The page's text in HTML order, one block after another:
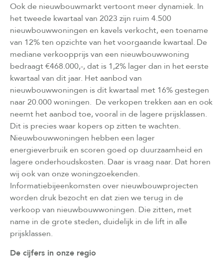
Ook de nieuwbouwmarkt vertoont meer dynamiek. In
het tweede kwartaal van 2023 zijn ruim 4.500
nieuwbouwwoningen en kavels verkocht, een toename
van 12% ten opzichte van het voorgaande kwartaal. De
mediane verkoopprijs van een nieuwbouwwoning
bedraagt €468.000,-, dat is 1,2% lager dan in het eerste
kwartaal van dit jaar. Het aanbod van
nieuwbouwwoningen is dit kwartaal met 16% gestegen
naar 20.000 woningen. De verkopen trekken aan en ook
neemt het aanbod toe, vooral in de lagere prijsklassen.
Dit is precies waar kopers op zitten te wachten.
Nieuwbouwwoningen hebben een lager
energieverbruik en scoren goed op duurzaamheid en
lagere onderhoudskosten. Daar is vraag naar. Dat horen
wij ook van onze woningzoekenden.
Informatiebijeenkomsten over nieuwbouwprojecten
worden druk bezocht en dat zien we terug in de
verkoop van nieuwbouwwoningen. Die zitten, met
name in de grote steden, duidelijk in de lift in alle
prijsklassen.
De cijfers in onze regio